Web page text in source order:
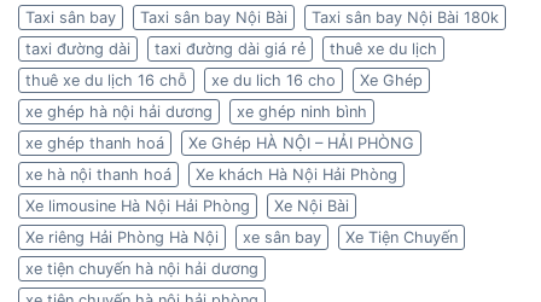
Taxi sân bay
Taxi sân bay Nội Bài
Taxi sân bay Nội Bài 180k
taxi đường dài
taxi đường dài giá rẻ
thuê xe du lịch
thuê xe du lịch 16 chỗ
xe du lich 16 cho
Xe Ghép
xe ghép hà nội hải dương
xe ghép ninh bình
xe ghép thanh hoá
Xe Ghép HÀ NỘI – HẢI PHÒNG
xe hà nội thanh hoá
Xe khách Hà Nội Hải Phòng
Xe limousine Hà Nội Hải Phòng
Xe Nội Bài
Xe riêng Hải Phòng Hà Nội
xe sân bay
Xe Tiện Chuyến
xe tiện chuyến hà nội hải dương